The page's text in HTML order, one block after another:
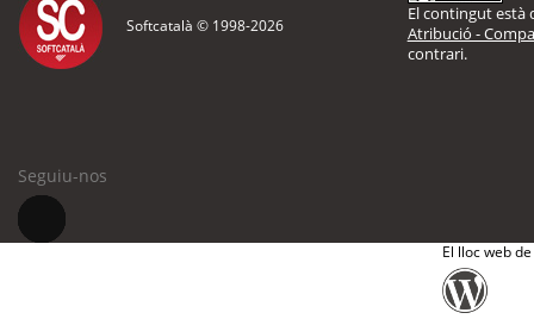
Softcatalà © 1998-2026
El contingut està
Atribució -
contrari.
Seguiu-nos
El lloc web